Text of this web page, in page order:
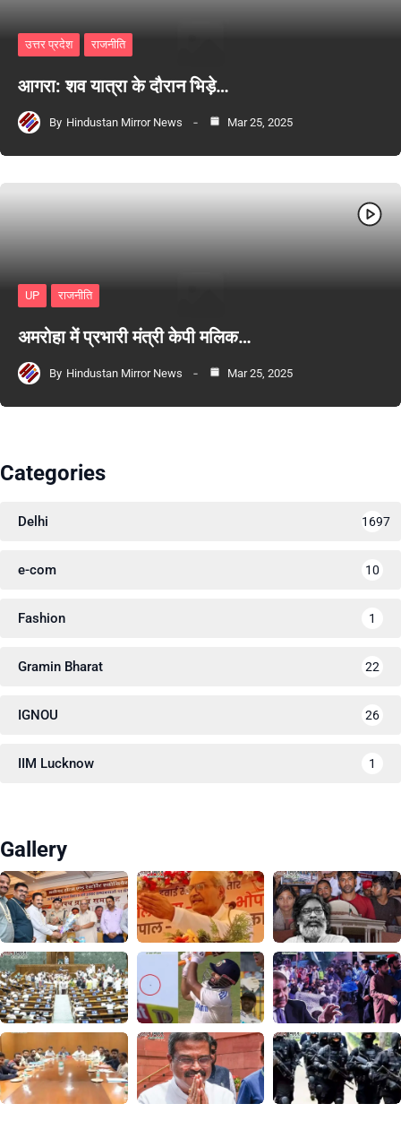
उत्तर प्रदेश राजनीति
आगरा: शव यात्रा के दौरान भिड़े…
By Hindustan Mirror News Mar 25, 2025
UP राजनीति
अमरोहा में प्रभारी मंत्री केपी मलिक…
By Hindustan Mirror News Mar 25, 2025
Categories
Delhi 1697
e-com 10
Fashion 1
Gramin Bharat 22
IGNOU 26
IIM Lucknow 1
Gallery